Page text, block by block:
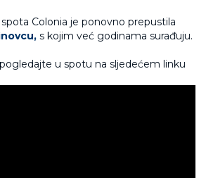
spota Colonia je ponovno prepustila
s kojim već godinama surađuju.
u spotu na sljedećem linku